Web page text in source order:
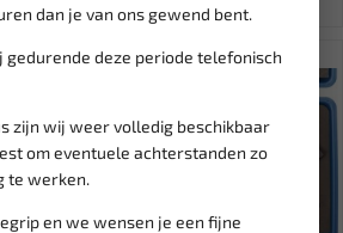
dan je van ons gewend bent.
gedurende deze periode telefonisch
zijn wij weer volledig beschikbaar
om eventuele achterstanden zo
te werken.
en we wensen je een fijne
SALE!